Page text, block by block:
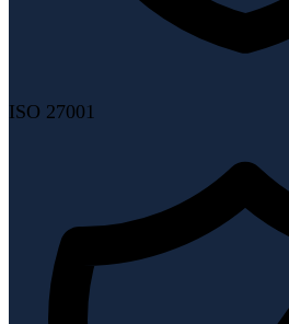
ISO 27001